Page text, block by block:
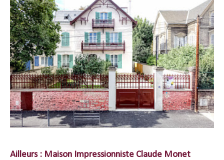
Ailleurs : Maison Impressionniste Claude Monet